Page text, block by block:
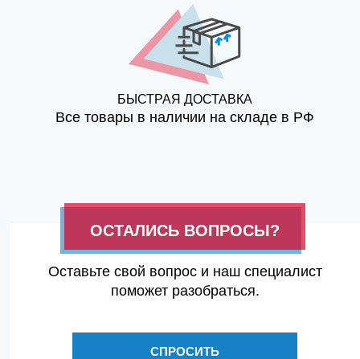
БЫСТРАЯ ДОСТАВКА
Все товары в наличии на складе в РФ
ОСТАЛИСЬ ВОПРОСЫ?
Оставьте свой вопрос и наш специалист
поможет разобраться.
СПРОСИТЬ